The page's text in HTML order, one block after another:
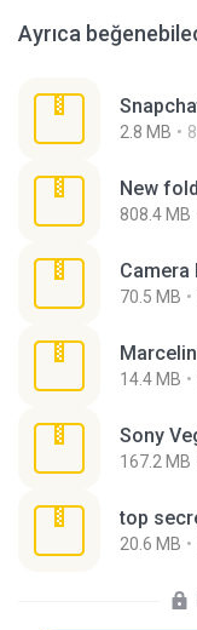
Ayrıca
2.8 MB
New
808.4 MB
Camera
70.5 MB
14.4 MB
Sony
167.2 MB
top
20.6 MB